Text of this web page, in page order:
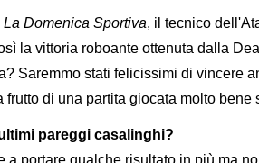
La Domenica Sportiva, il tecnico
la vittoria roboante ottenuta dalla
Saremmo stati felicissimi di vincere
di una partita giocata molto bene
pareggi casalinghi?